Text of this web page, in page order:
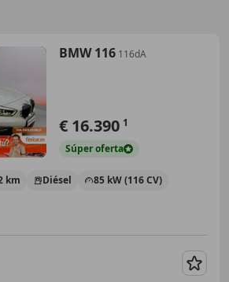
BMW 116 116dA
€ 16.390 1
Súperoferta
km Diésel 85 kW (116 CV)